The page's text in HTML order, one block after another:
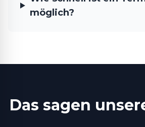
möglich?
Das sagen